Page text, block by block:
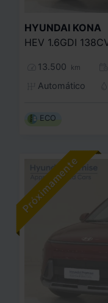
HYUNDAI KONA
HEV 1.6GDI
13.500 km
Automático
ECO